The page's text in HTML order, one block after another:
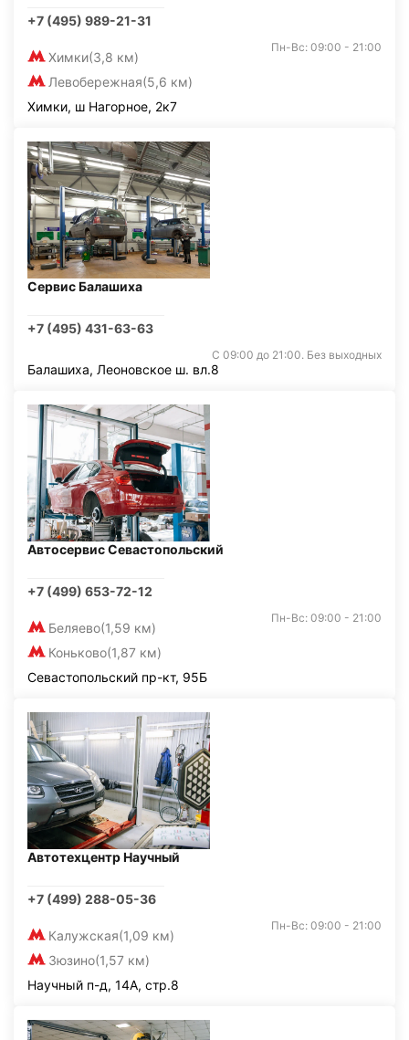
+7 (495) 989-21-31
Химки(3,8 км)
Левобережная(5,6 км)
Пн-Вс: 09:00 - 21:00
Химки, ш Нагорное, 2к7
Сервис Балашиха
+7 (495) 431-63-63
С 09:00 до 21:00. Без выходных
Балашиха, Леоновское ш. вл.8
Автосервис Севастопольский
+7 (499) 653-72-12
Беляево(1,59 км)
Коньково(1,87 км)
Пн-Вс: 09:00 - 21:00
Севастопольский пр-кт, 95Б
Автотехцентр Научный
+7 (499) 288-05-36
Калужская(1,09 км)
Зюзино(1,57 км)
Пн-Вс: 09:00 - 21:00
Научный п-д, 14А, стр.8